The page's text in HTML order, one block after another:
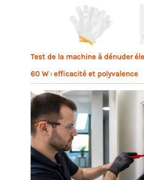
Test de la machine à dénuder
60 W : efficacité et polyvalence